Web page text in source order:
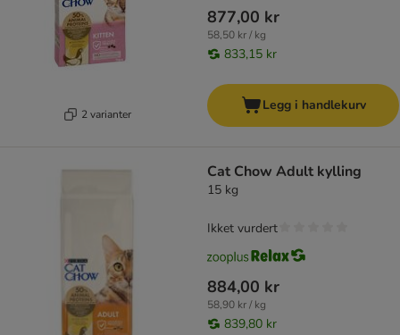
2 varianter
877,00 kr
58,50 kr / kg
833,15 kr
Legg i handlekurv
Cat Chow Adult kylling
15 kg
884,00 kr
58,90 kr / kg
839,80 kr
Ikket vurdert